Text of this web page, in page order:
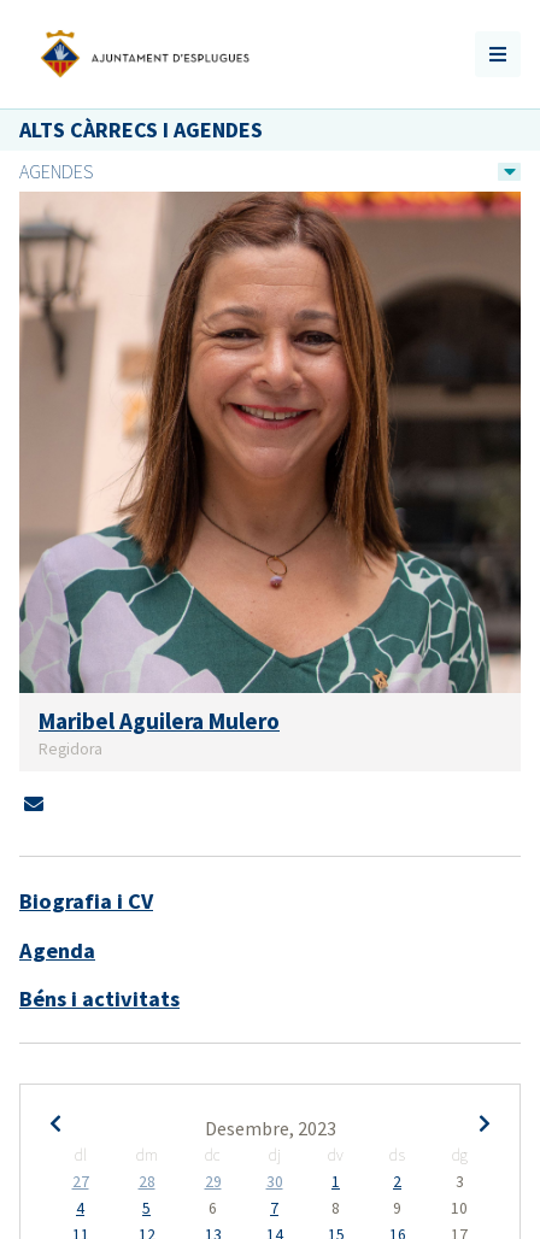
ALTS CÀRRECS I AGENDES
AGENDES
Maribel Aguilera Mulero
Regidora
Biografia i CV
Agenda
Béns i activitats
Desembre, 2023
dl dm dc dj dv ds
dg
27
28 29 30 1 2
3
4
5 6 7 8 9
10